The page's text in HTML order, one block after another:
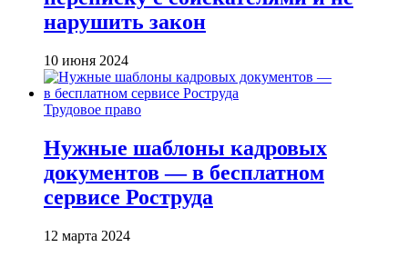
нарушить закон
10 июня 2024
Трудовое право
Нужные шаблоны кадровых
документов — в бесплатном
сервисе Роструда
12 марта 2024